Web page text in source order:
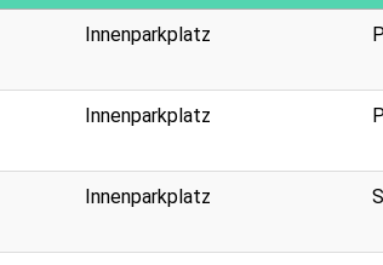
Innenparkplatz
Innenparkplatz
Innenparkplatz